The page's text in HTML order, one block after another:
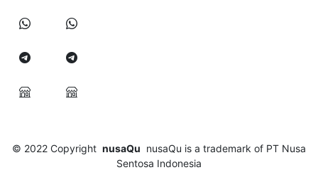
© 2022 Copyright nusaQu nusaQu is a trademark of PT Nusa
Sentosa Indonesia